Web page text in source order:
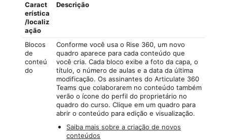
Caract
erística
/localiz
ação
Descrição
Blocos
de
conteú
do
Conforme você usa o Rise 360, um novo
quadro aparece para cada conteúdo que
você cria. Cada bloco exibe a foto da capa, o
título, o número de aulas e a data da última
modificação. Os assinantes do Articulate 360
Teams que colaborarem no conteúdo também
verão o ícone do perfil do proprietário no
quadro do curso. Clique em um quadro para
abrir o conteúdo para edição e visualização.
Saiba mais sobre a criação de novos
conteúdos